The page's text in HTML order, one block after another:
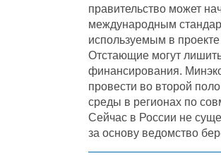
правительство может
международным
используемым в
Отстающие могут
финансирования.
провести во второй
среды в регионах по
Сейчас в России не
за основу ведомство